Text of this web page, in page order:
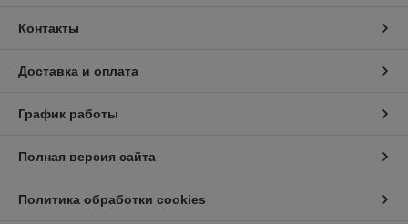
Контакты
Доставка и оплата
График работы
Полная версия сайта
Политика обработки cookies